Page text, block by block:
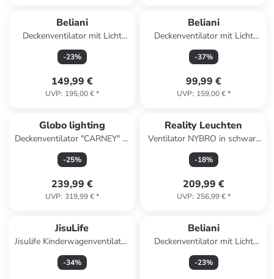
Beliani
Deckenventilator mit Licht
CANETE in Schwarz/Weiß
-23%
149,99 €
UVP: 195,00 €*
Beliani
Deckenventilator mit Licht
STRAWBERRY in Grau/Weiß
-37%
99,99 €
UVP: 159,00 €*
Globo lighting
Deckenventilator "CARNEY" in
white
-25%
239,99 €
UVP: 319,99 €*
Reality Leuchten
Ventilator NYBRO in schwarz
matt
-18%
209,99 €
UVP: 256,99 €*
JisuLife
Jisulife Kinderwagenventilator
4 5000 mAh Mini Ventilator
-34%
Beliani
Deckenventilator mit Licht
DOLORES in
Schwarz/Gelb/Grau
-23%